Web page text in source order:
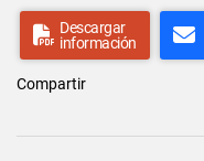
Descargar
información
Compartir